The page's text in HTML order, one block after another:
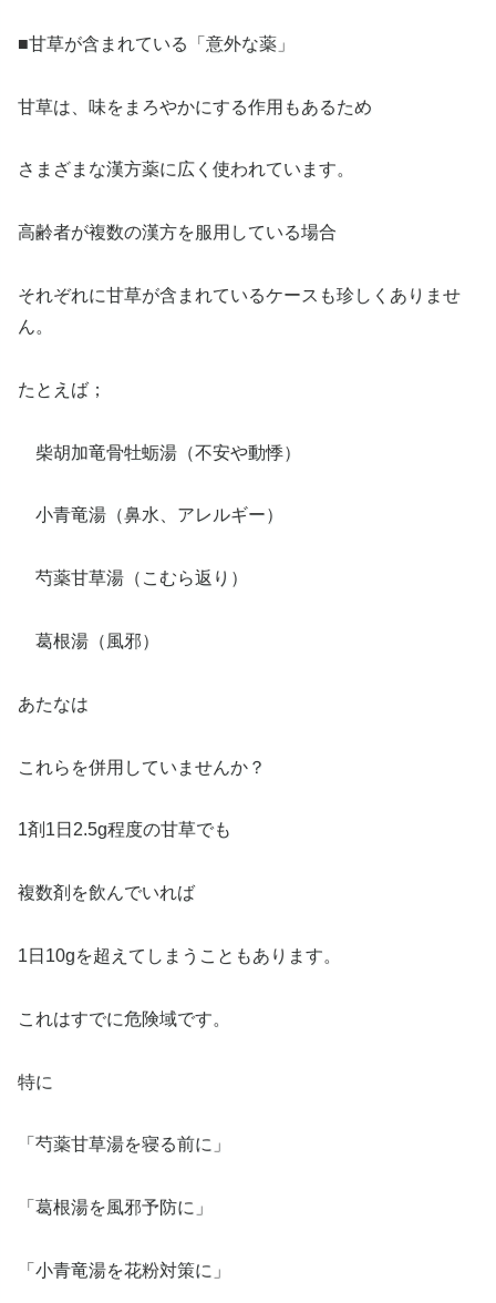
■甘草が含まれている「意外な薬」
甘草は、味をまろやかにする作用もあるため
さまざまな漢方薬に広く使われています。
高齢者が複数の漢方を服用している場合
それぞれに甘草が含まれているケースも珍しくありませ
ん。
たとえば；
柴胡加竜骨牡蛎湯（不安や動悸）
小青竜湯（鼻水、アレルギー）
芍薬甘草湯（こむら返り）
葛根湯（風邪）
あたなは
これらを併用していませんか？
1剤1日2.5g程度の甘草でも
複数剤を飲んでいれば
1日10gを超えてしまうこともあります。
これはすでに危険域です。
特に
「芍薬甘草湯を寝る前に」
「葛根湯を風邪予防に」
「小青竜湯を花粉対策に」